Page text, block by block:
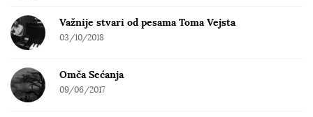
r
Važnije stvari od pesama Toma Vejsta
03/10/2018
Omča Sećanja
09/06/2017